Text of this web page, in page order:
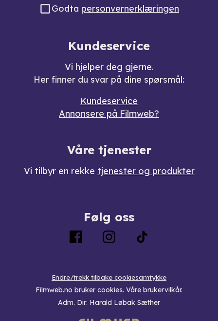
Godta personvernerklæringen
Kundeservice
Vi hjelper deg gjerne.
Her finner du svar på dine spørsmål:
Kundeservice
Annonsere på Filmweb?
Våre tjenester
Vi tilbyr en rekke tjenester og produkter
Følg oss
Endre/trekk tilbake cookiesamtykke
Filmweb.no bruker cookies. Våre brukervilkår.
Adm. Dir: Harald Løbak Sæther